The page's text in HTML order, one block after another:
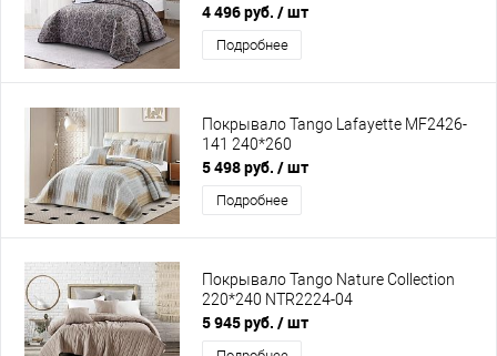
4 496 руб. / шт
Подробнее
Покрывало Tango Lafayette MF2426-
141 240*260
5 498 руб. / шт
Подробнее
Покрывало Tango Nature Collection
220*240 NTR2224-04
5 945 руб. / шт